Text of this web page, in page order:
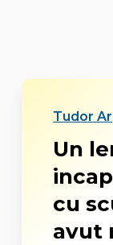
Tudor
Un
cu
avut